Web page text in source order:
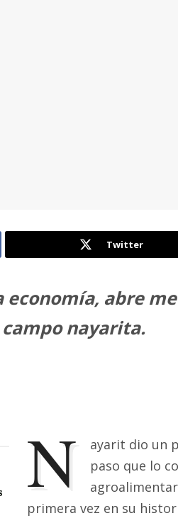
Twitter
abre
nayarita.
N
ayarit dio un
paso que lo
primera vez en su